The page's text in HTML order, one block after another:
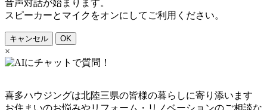
音声対話が始まります。
スピーカーとマイクをオンにしてご利用ください。
キャンセル OK
×
喜多ハウジングは北陸三県の皆様の暮らしに寄り添います
お住まいのお悩みやリフォーム・リノベーションのご相談な